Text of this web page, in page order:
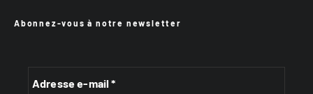
Abonnez-vous à notre newsletter